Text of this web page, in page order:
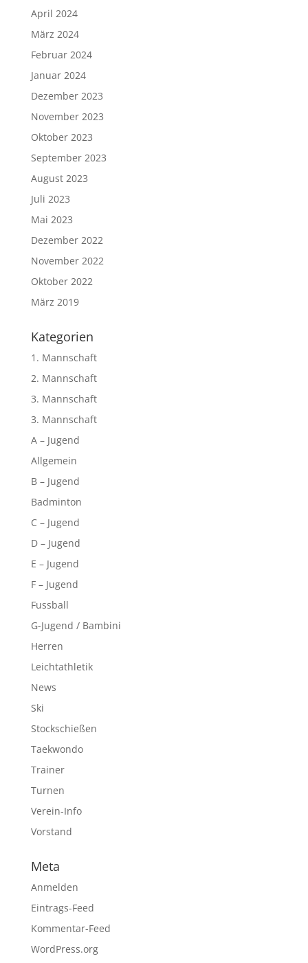
April 2024
März 2024
Februar 2024
Januar 2024
Dezember 2023
November 2023
Oktober 2023
September 2023
August 2023
Juli 2023
Mai 2023
Dezember 2022
November 2022
Oktober 2022
März 2019
Kategorien
1. Mannschaft
2. Mannschaft
3. Mannschaft
3. Mannschaft
A – Jugend
Allgemein
B – Jugend
Badminton
C – Jugend
D – Jugend
E – Jugend
F – Jugend
Fussball
G-Jugend / Bambini
Herren
Leichtathletik
News
Ski
Stockschießen
Taekwondo
Trainer
Turnen
Verein-Info
Vorstand
Meta
Anmelden
Eintrags-Feed
Kommentar-Feed
WordPress.org